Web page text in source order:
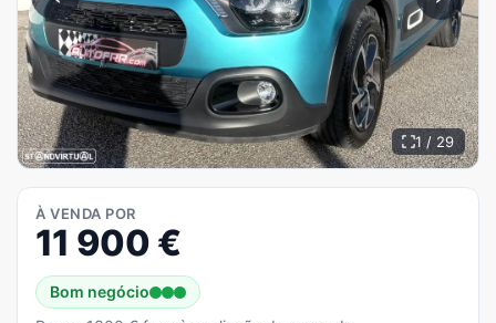
1 / 29
À VENDA POR
11 900 €
Bom negócio